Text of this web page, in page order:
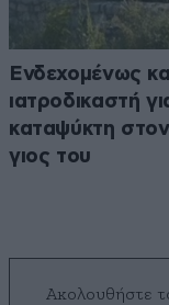
Ενδεχομένως
ιατροδικαστή
καταψύκτη
γιος του
Ακολουθήστε